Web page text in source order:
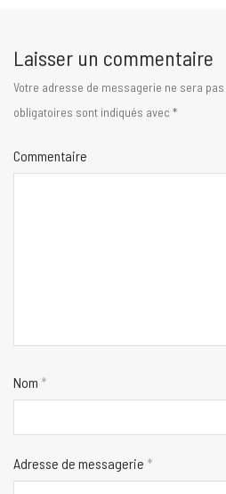
Laisser un commentaire
Votre adresse de messagerie ne sera pas
obligatoires sont indiqués avec *
Commentaire
Nom *
Adresse de messagerie *